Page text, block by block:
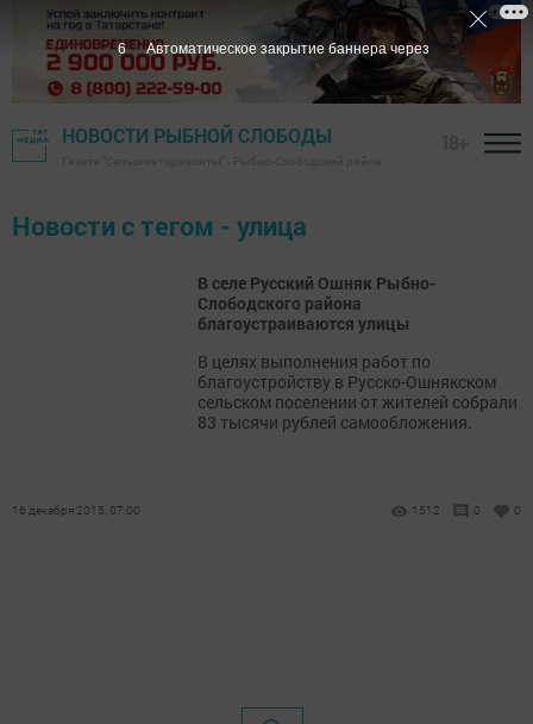
НОВОСТИ РЫБНОЙ СЛОБОДЫ
Новости с тегом - улица
В селе Русский Ошняк Рыбно-
Слободского района
благоустраиваются улицы
В целях выполнения работ по
благоустройству в Русско-Ошнякском
сельском поселении от жителей собрали
83 тысячи рублей самообложения.
16 декабря 2015, 07:00 1512 0 0
6 Автоматическое закрытие баннера через